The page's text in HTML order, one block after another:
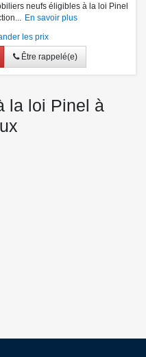
neufs éligibles à la loi Pinel
En savoir plus
les prix
Être rappelé(e)
la loi Pinel à